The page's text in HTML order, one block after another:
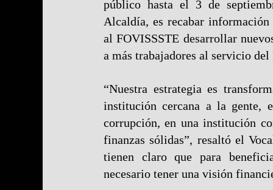
público hasta el 3 de
Alcaldía, es recabar
al FOVISSSTE desarrollar
a más trabajadores al servicio del
“Nuestra estrategia es
institución cercana a la gente,
corrupción, en una institución
finanzas sólidas”, resaltó el
tienen claro que para
necesario tener una visión